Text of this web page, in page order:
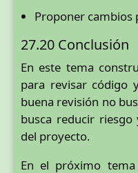
Proponer cambios
27.20 Conclusión
En este tema
para revisar código
buena revisión no
busca reducir
del proyecto.
En el próximo